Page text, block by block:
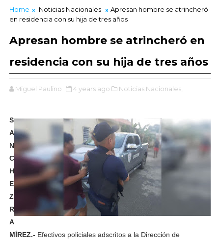
Home Noticias Nacionales
Apresan hombre se atrincheró
en residencia con su hija de tres años
Apresan hombre se atrincheró en
residencia con su hija de tres años
Miguel Paulino 4 years ago Noticias Nacionales,
S
A
N
C
H
E
Z
R
A
MÍREZ.- Efectivos policiales adscritos a la Dirección de